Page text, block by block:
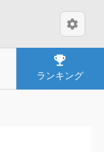
settings
emoji_events
ランキング